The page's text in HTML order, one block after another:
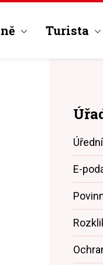
Turista
E-